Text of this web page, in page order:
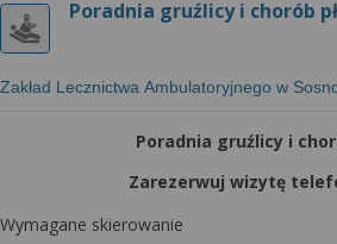
Poradnia gruźlicy i chorób
Zakład Lecznictwa Ambulatoryjnego w
Poradnia gruźlicy i
Zarezerwuj wizytę
Wymagane skierowanie